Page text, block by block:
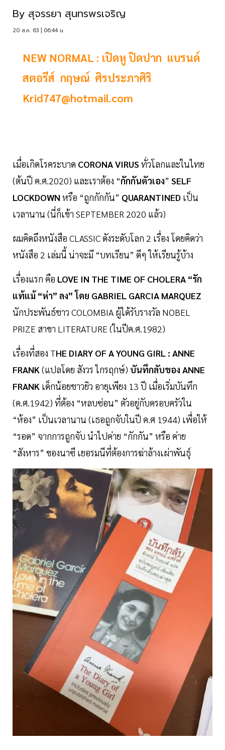
By สุจรรยา สุนทรพรเจริญ
20 ส.ค. 63 | 06:44 น.
NEW NORMAL : เปิดหู ปิดปาก แบรนด์
สตอรีส์ กฤษณ์ ศิรประภาศิริ
Krid747@hotmail.com
เมื่อเกิดโรคระบาด CORONA VIRUS ทั่วโลกและในไทย
(ต้นปี ค.ศ.2020) และเราต้อง “กักกันตัวเอง” SELF
LOCKDOWN หรือ “ถูกกักกัน” QUARANTINED เป็น
เวลานาน (นี่ก็เข้า SEPTEMBER 2020 แล้ว)
ผมคิดถึงหนังสือ CLASSIC ดังระดับโลก 2 เรื่อง โดยคิดว่า
หนังสือ 2 เล่มนี้ น่าจะมี “บทเรียน” ดีๆ ให้เรียนรู้บ้าง
เรื่องแรก คือ LOVE IN THE TIME OF CHOLERA “รัก
แท้แม้ “ห่า” ลง” โดย GABRIEL GARCIA MARQUEZ
นักประพันธ์​ชาว​ COLOMBIA ผู้​ได้รับ​รางวัล​ NOBEL
PRIZE สาขา LITERATURE (ในปี​ค.ศ.1982)
เรื่องที่สอง​ THE​ DIARY OF A​ YOUNG​ GIRL​ : ANNE
FRANK (แปลโดย​ สังวร ไกรฤกษ์)​ บันทึกลับของ​ ANNE
FRANK ​ เด็ก​น้อย​ชาว​ยิว​ อายุเพียง​ 13​ ปี​ เมื่อเริ่ม​บันทึก​
(ค.ศ.1942)​ ที่ต้อง “หลบซ่อน” ตัวอยู่​กับ​ครอบครัว​ใน
“ห้อง” เป็นเวลานาน​ (เธอ​ถูก​จับในปี ​ค.ศ​ 1944) เพื่อให้
“รอด” จากการถูกจับ​ นำไปค่าย “กักกัน” หรือ​ ค่าย
“สังหาร” ของนาซี​ เยอรมนี​ที่ต้องการ​ฆ่า​ล้าง​เผ่าพันธุ์